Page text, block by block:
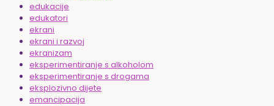
edukacije
edukatori
ekrani
ekrani i razvoj
ekranizam
eksperimentiranje s alkoholom
eksperimentiranje s drogama
eksplozivno dijete
emancipacija